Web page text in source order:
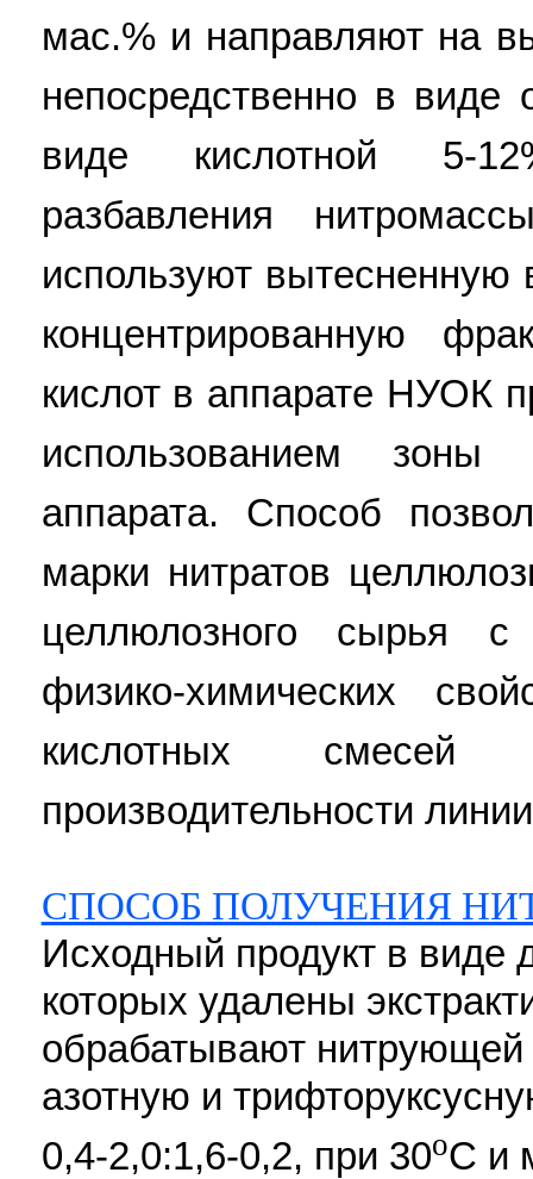
мас.% и направляют на
непосредственно в
виде кислотной 5-
разбавления
используют
концентрированную
кислот в аппарате НУОК
использованием зоны
аппарата. Способ
марки нитратов
целлюлозного сырья с
физико-химических
кислотных
производительности
СПОСОБ ПОЛУЧЕНИЯ
Исходный продукт в виде
которых удалены
обрабатывают
азотную и
0,4-2,0:1,6-0,2, при 30oC и